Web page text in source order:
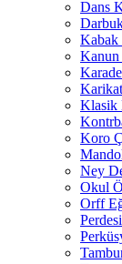
Dans
Kabak
Kanun
Klasik
Koro
Ney
Okul
Orff